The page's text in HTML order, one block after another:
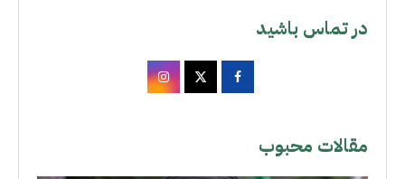
در تماس باشید
مقالات محبوب